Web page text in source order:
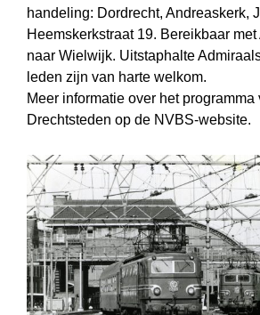
handeling: Dordrecht, Andreaskerk,
Heemskerkstraat 19. Bereikbaar
naar Wielwijk. Uitstaphalte
leden zijn van harte welkom.
Meer informatie over het
Drechtsteden op de NVBS-website.